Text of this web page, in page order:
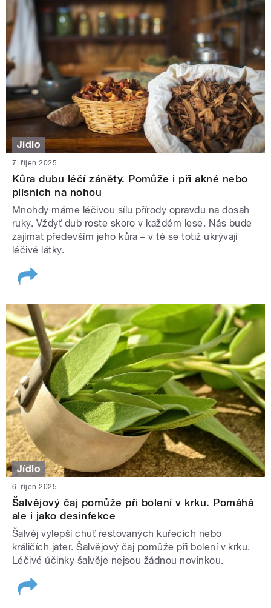
Jídlo
7. říjen 2025
Kůra dubu léčí záněty. Pomůže i při akné nebo
plísních na nohou
Mnohdy máme léčivou sílu přírody opravdu na dosah
ruky. Vždyť dub roste skoro v každém lese. Nás bude
zajímat především jeho kůra – v té se totiž ukrývají
léčivé látky.
Jídlo
6. říjen 2025
Šalvějový čaj pomůže při bolení v krku. Pomáhá
ale i jako desinfekce
Šalvěj vylepší chuť restovaných kuřecích nebo
králičích jater. Šalvějový čaj pomůže při bolení v krku.
Léčivé účinky šalvěje nejsou žádnou novinkou.